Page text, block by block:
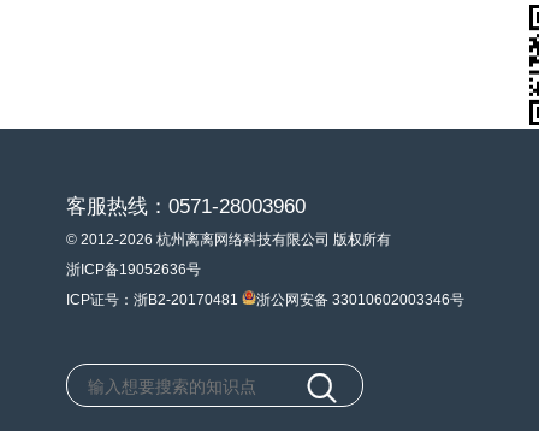
客服热线：0571-28003960
© 2012-2026 杭州离离网络科技有限公司 版权所有
浙ICP备19052636号
ICP证号：浙B2-20170481
浙公网安备 33010602003346号